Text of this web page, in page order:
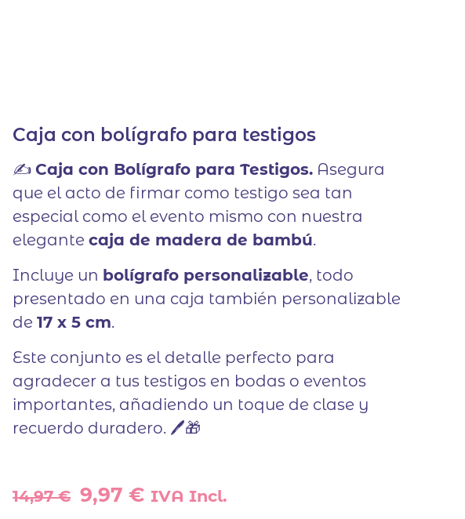
Caja con bolígrafo para testigos
✍️Caja con Bolígrafo para Testigos. Asegura
que el acto de firmar como testigo sea tan
especial como el evento mismo con nuestra
elegantecaja de madera de bambú.
Incluye un bolígrafo personalizable, todo
presentado en una caja también personalizable
de17 x 5 cm.
Este conjunto es el detalle perfecto para
agradecer a tus testigos en bodas o eventos
importantes, añadiendo un toque de clase y
recuerdo duradero. 🖊️🎁
14,97€ El
9,97€ El
IVA Incl.